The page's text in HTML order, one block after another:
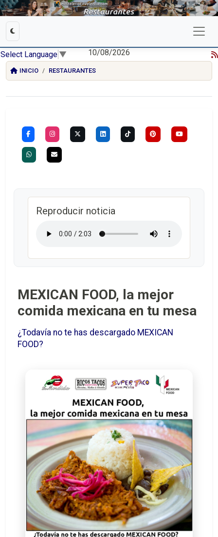
Select Language ▼ 10/08/2026
INICIO RESTAURANTES
Reproducir noticia
MEXICAN FOOD, la mejor
comida mexicana en tu mesa
¿Todavía no te has descargado MEXICAN
FOOD?